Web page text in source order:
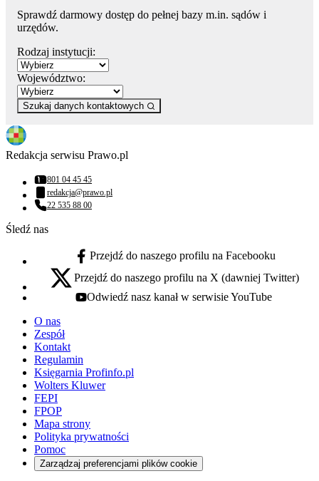
Sprawdź darmowy dostęp do pełnej bazy m.in. sądów i
urzędów.
Rodzaj instytucji:
Województwo:
Szukaj danych kontaktowych
Redakcja serwisu Prawo.pl
Numer telefonu:
801 04 45 45
Adres email:
redakcja@prawo.pl
Numer telefonu:
22 535 88 00
Śledź nas
facebook - otwiera się w nowej karcie
Przejdź do naszego profilu na Facebooku
x - otwiera się w nowej karcie
Przejdź do naszego profilu na X (dawniej Twitter)
youtube - otwiera się w nowej karcie
Odwiedź nasz kanał w serwisie YouTube
O nas
Zespół
Kontakt
Regulamin
Księgarnia Profinfo.pl
Wolters Kluwer
FEPI
FPOP
Mapa strony
Polityka prywatności
Pomoc
Zarządzaj preferencjami plików cookie